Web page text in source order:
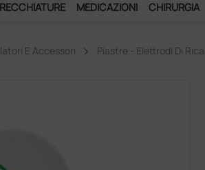
MEDICAZIONI CHIRURGIA
E Accessori Piastre - Elettrodi Di